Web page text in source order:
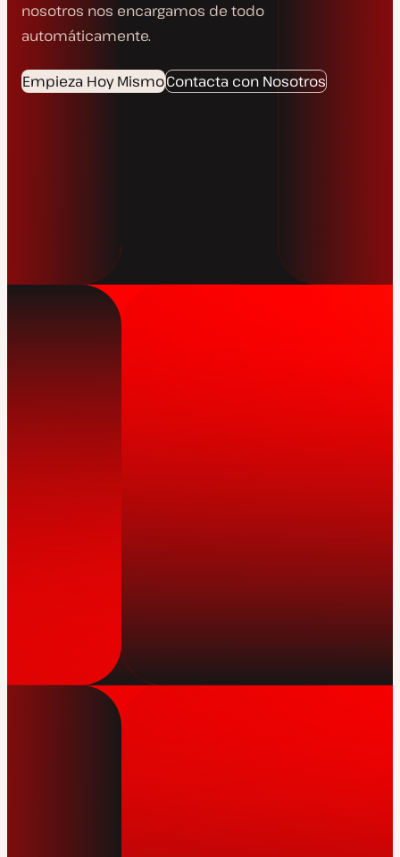
nosotros nos encargamos de todo
automáticamente.
Empieza Hoy MismoContacta con Nosotros